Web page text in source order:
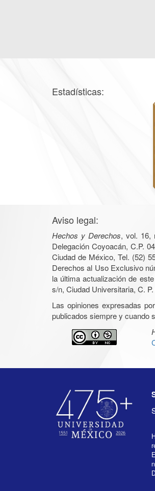
Estadísticas:
Aviso legal:
Hechos y Derechos, vol. 16,
Delegación Coyoacán, C.P.
Ciudad de México, Tel. (52)
Derechos al Uso Exclusivo
la última actualización de
s/n, Ciudad Universitaria, C.
Las opiniones expresadas
publicados siempre y cuando